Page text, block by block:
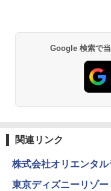
ト
人用
ーチ
テン
026
コン
￥
￥
Google 検索で
関連リンク
株式会社オリエンタル
東京ディズニーリゾー